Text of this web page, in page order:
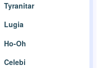
Tyranitar
Lugia
Ho-Oh
Celebi